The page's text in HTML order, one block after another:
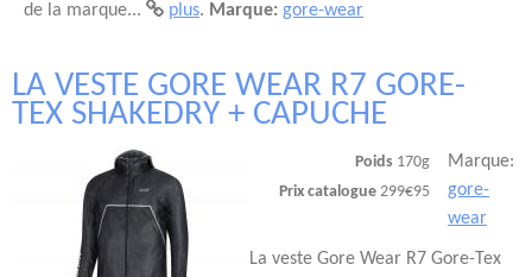
de la marque...
plus. Marque: gore-wear
LA VESTE GORE WEAR R7 GORE-
TEX SHAKEDRY + CAPUCHE
Poids 170g
Prix catalogue 299€95
Marque:
gore-
wear
La veste Gore Wear R7 Gore-Tex